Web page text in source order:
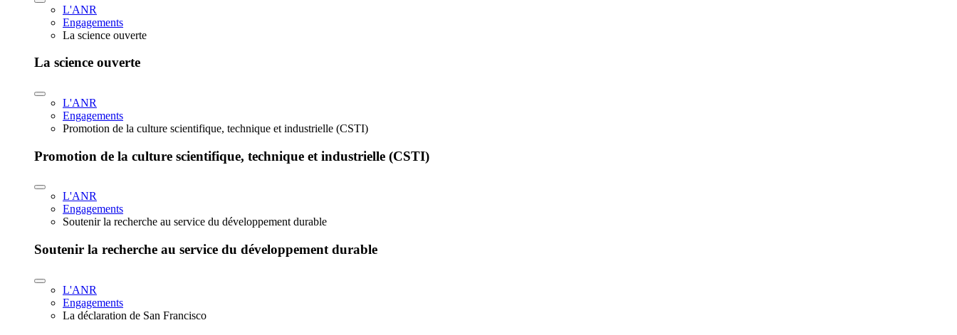
L'ANR
Engagements
La science ouverte
La science ouverte
L'ANR
Engagements
Promotion de la culture scientifique, technique et industrielle (CSTI)
Promotion de la culture scientifique, technique et industrielle (CSTI)
L'ANR
Engagements
Soutenir la recherche au service du développement durable
Soutenir la recherche au service du développement durable
L'ANR
Engagements
La déclaration de San Francisco